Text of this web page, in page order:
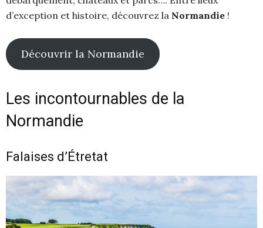
d’exception et histoire, découvrez la Normandie !
Découvrir la Normandie
Les incontournables de la
Normandie
Falaises d’Étretat